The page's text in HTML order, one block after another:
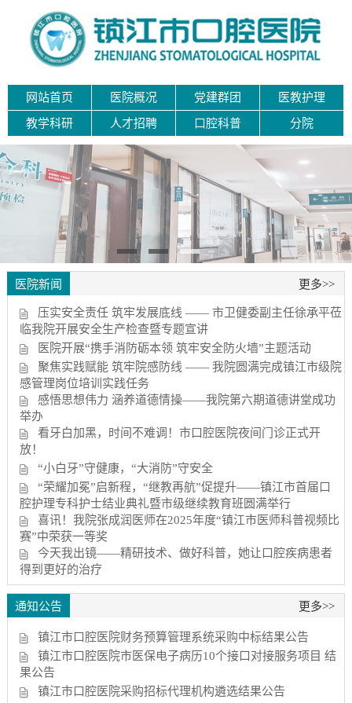
网站首页 医院概况 党建群团 医教护理
教学科研 人才招聘 口腔科普 分院
医院新闻 更多>>
压实安全责任 筑牢发展底线 —— 市卫健委副主任徐承平莅
临我院开展安全生产检查暨专题宣讲
医院开展“携手消防砺本领 筑牢安全防火墙”主题活动
聚焦实践赋能 筑牢院感防线 —— 我院圆满完成镇江市级院
感管理岗位培训实践任务
感悟思想伟力 涵养道德情操——我院第六期道德讲堂成功
举办
看牙白加黑，时间不难调！市口腔医院夜间门诊正式开
放！
“小白牙”守健康，“大消防”守安全
“荣耀加冕”启新程，“继教再航”促提升——镇江市首届口
腔护理专科护士结业典礼暨市级继续教育班圆满举行
喜讯！我院张成润医师在2025年度“镇江市医师科普视频比
赛”中荣获一等奖
今天我出镜——精研技术、做好科普，她让口腔疾病患者
得到更好的治疗
通知公告 更多>>
镇江市口腔医院财务预算管理系统采购中标结果公告
镇江市口腔医院市医保电子病历10个接口对接服务项目 结
果公告
镇江市口腔医院采购招标代理机构遴选结果公告